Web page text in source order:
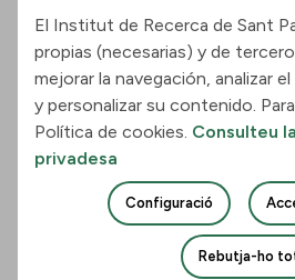
Convocatòria per a un/a
Superior Júnior al grup
les Demències -
Dementia Research Lab.
d’agost de 2026, 15.00 h.
El Institut de Recerca de Sant
propias (necesarias) y de
mejorar la navegación, analizar
y personalizar su contenido.
Política de cookies. Consulteu
privadesa
Configuració
Rebutja-ho